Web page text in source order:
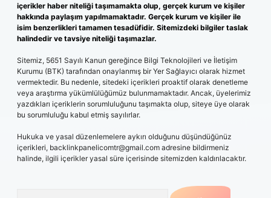
içerikler haber niteliği taşımamakta olup, gerçek kurum ve kişiler
hakkında paylaşım yapılmamaktadır. Gerçek kurum ve kişiler ile
isim benzerlikleri tamamen tesadüfidir. Sitemizdeki bilgiler taslak
halindedir ve tavsiye niteliği taşımazlar.
Sitemiz, 5651 Sayılı Kanun gereğince Bilgi Teknolojileri ve İletişim
Kurumu (BTK) tarafından onaylanmış bir Yer Sağlayıcı olarak hizmet
vermektedir. Bu nedenle, sitedeki içerikleri proaktif olarak denetleme
veya araştırma yükümlülüğümüz bulunmamaktadır. Ancak, üyelerimiz
yazdıkları içeriklerin sorumluluğunu taşımakta olup, siteye üye olarak
bu sorumluluğu kabul etmiş sayılırlar.
Hukuka ve yasal düzenlemelere aykırı olduğunu düşündüğünüz
içerikleri, backlinkpanelicomtr@gmail.com adresine bildirmeniz
halinde, ilgili içerikler yasal süre içerisinde sitemizden kaldırılacaktır.